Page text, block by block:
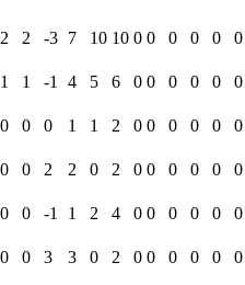
2 2 -3 7 10 10 0 0 0 0 0
0
1 1 -1 4 5 6 0 0 0 0 0
0
0 0 0 1 1 2 0 0 0 0 0
0
0 0 2 2 0 2 0 0 0 0 0
0
0 0 -1 1 2 4 0 0 0 0 0
0
0 0 3 3 0 2 0 0 0 0 0
0